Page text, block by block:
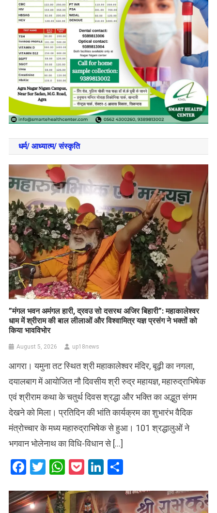
धर्म/ आध्‍यात्‍म/ संस्‍कृति
​”मंगल भवन अमंगल हारी, द्रवउ सो दसरथ अजिर बिहारी”: महाकालेश्वर
धाम में श्रीराम की बाल लीलाओं और विश्वामित्र यज्ञ प्रसंग ने भक्तों को
किया भावविभोर
August 5, 2026 up18news
आगरा। यमुना तट स्थित श्री महाकालेश्वर मंदिर, बूढ़ी का नगला,
दयालबाग में आयोजित नौ दिवसीय श्री रुद्र महायज्ञ, महारुद्राभिषेक
एवं श्रीराम कथा के चतुर्थ दिवस श्रद्धा और भक्ति का अद्भुत संगम
देखने को मिला। प्रतिदिन की भांति कार्यक्रम का शुभारंभ वैदिक
मंत्रोच्चार के मध्य महारुद्राभिषेक से हुआ। 101 श्रद्धालुओं ने
भगवान भोलेनाथ का विधि-विधान से […]
Facebook
Twitter
WhatsApp
PocketLinkedIn